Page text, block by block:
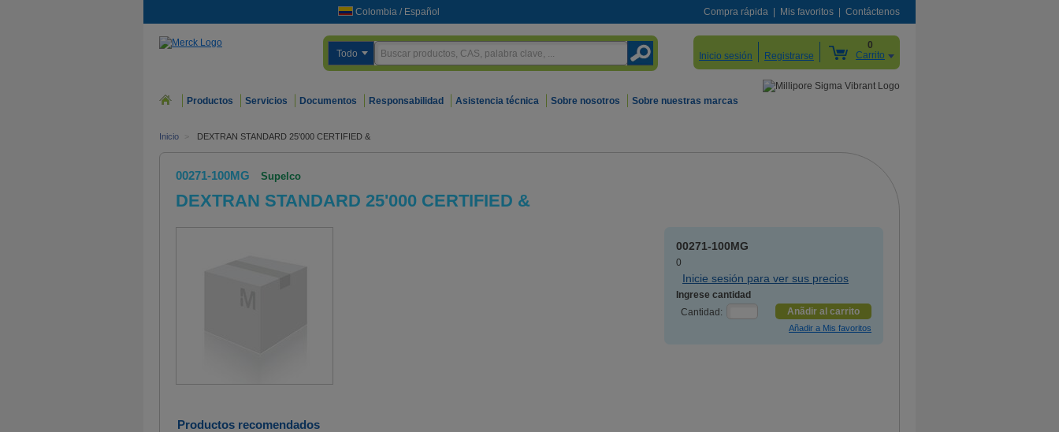
Colombia / Español Compra rápida Mis favoritos Contáctenos
Todo Inicio sesión Registrarse
0
Carrito
Productos Servicios Documentos Responsabilidad Asistencia técnica Sobre nosotros Sobre nuestras marcas
Inicio > DEXTRAN STANDARD 25'000 CERTIFIED &
00271-100MG Supelco
DEXTRAN STANDARD 25'000 CERTIFIED &
00271-100MG
0
Inicie sesión para ver sus precios
Ingrese cantidad
Cantidad:
Anãdir al carrito
Productos recomendados